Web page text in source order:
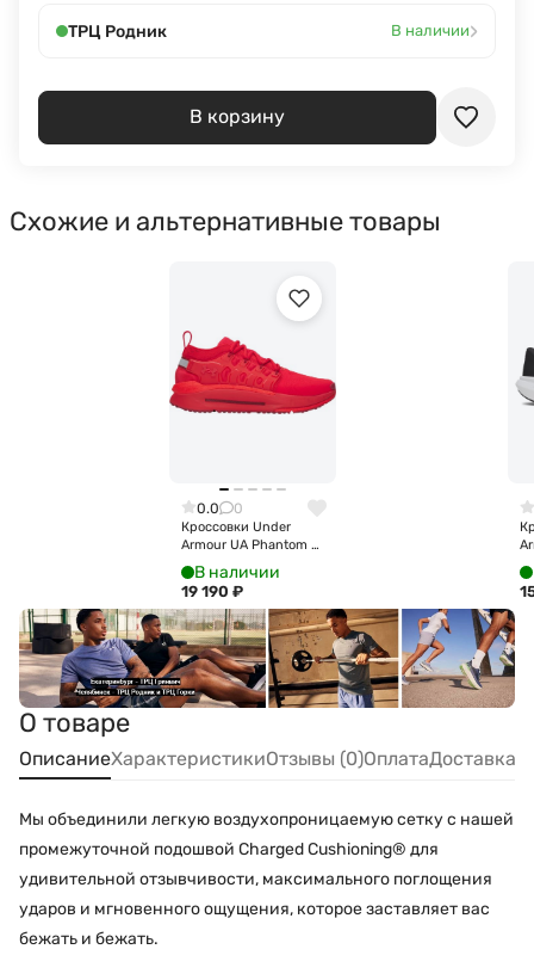
ТРЦ Родник В наличии›
В корзину
Схожие и альтернативные товары
0.0 0
Кроссовки Under
Armour UA Phantom X
6007183-600
В наличии
19 190 ₽
О товаре
ОписаниеХарактеристикиОтзывы (0)ОплатаДоставка
Мы объединили легкую воздухопроницаемую сетку с нашей
промежуточной подошвой Charged Cushioning® для
удивительной отзывчивости, максимального поглощения
ударов и мгновенного ощущения, которое заставляет вас
бежать и бежать.